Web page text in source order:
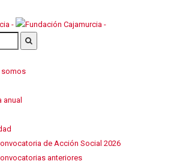
somos
anual
de Acción Social 2026
anteriores